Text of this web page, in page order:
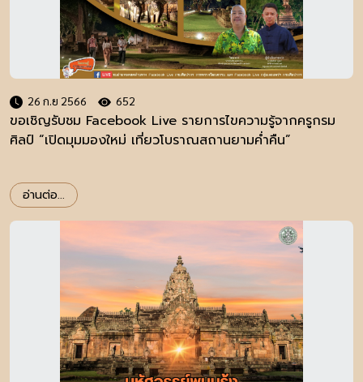
26 ก.ย 2566 652
ขอเชิญรับชม Facebook Live รายการไขความรู้จากครูกรม
ศิลป์ “เปิดมุมมองใหม่ เที่ยวโบราณสถานยามค่ำคืน”
อ่านต่อ...